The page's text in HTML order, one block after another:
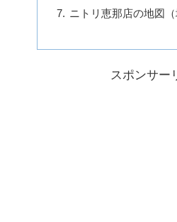
ニトリ恵那店の地図（
スポンサー